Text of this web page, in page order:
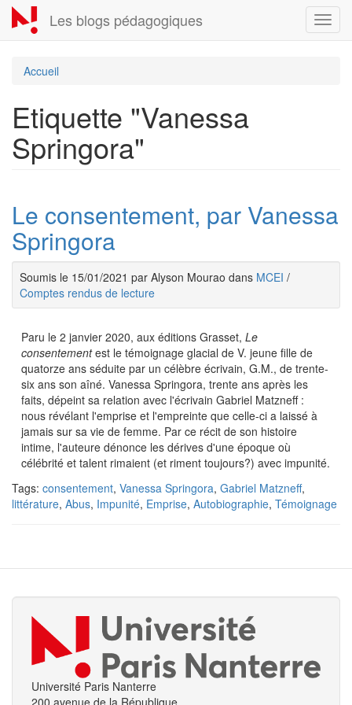
Aller
au
contenu
Les blogs pédagogiques
Accueil
Etiquette "Vanessa
Springora"
Le consentement, par Vanessa
Springora
Soumis le 15/01/2021 par Alyson Mourao dans MCEI /
Comptes rendus de lecture
Paru le 2 janvier 2020, aux éditions Grasset, Le
consentementest le témoignage glacial de V. jeune fille de
quatorze ans séduite par un célèbre écrivain, G.M., de trente-
six ans son aîné. Vanessa Springora, trente ans après les
faits, dépeint sa relation avec l'écrivain Gabriel Matzneff :
nous révélant l'emprise et l'empreinte que celle-ci a laissé à
jamais sur sa vie de femme. Par ce récit de son histoire
intime, l'auteure dénonce les dérives d'une époque où
célébrité et talent rimaient (et riment toujours?) avec impunité.
Tags: consentement, Vanessa Springora, Gabriel Matzneff,
littérature, Abus, Impunité, Emprise, Autobiographie, Témoignage
Université Paris Nanterre
200 avenue de la République